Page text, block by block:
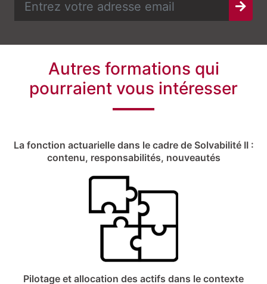
Autres formations qui
pourraient vous intéresser
La fonction actuarielle dans le cadre de Solvabilité II :
contenu, responsabilités, nouveautés
Pilotage et allocation des actifs dans le contexte